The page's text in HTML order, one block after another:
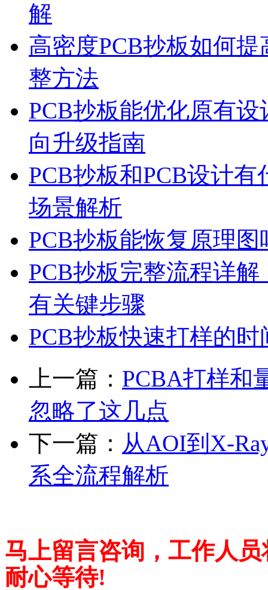
解
高密度PCB抄板如何
整方法
PCB抄板能优化原有
向升级指南
PCB抄板和PCB设计
场景解析
PCB抄板能恢复原理
PCB抄板完整流程详
有关键步骤
PCB抄板快速打样的
上一篇： PCBA打样和
忽略了这几点
下一篇： 从AOI到X-
系全流程解析
马上留言咨询，工作人
耐心等待!